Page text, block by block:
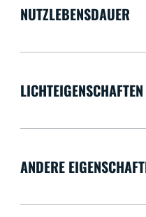
NUTZLEBENSDAUER
LICHTEIGENSCHAFTEN
ANDERE